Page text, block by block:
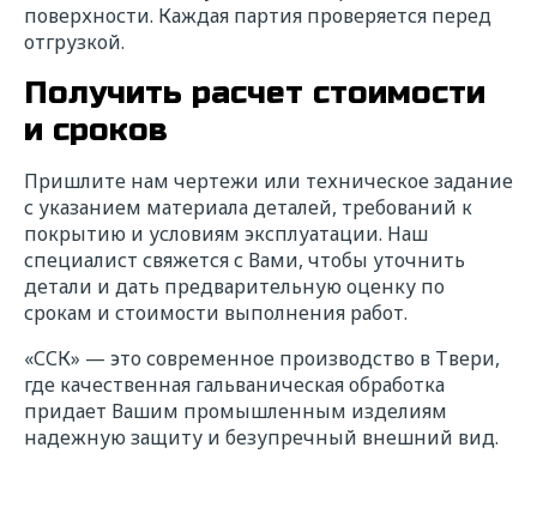
поверхности. Каждая партия проверяется перед
отгрузкой.
Получить расчет стоимости
и сроков
Пришлите нам чертежи или техническое задание
с указанием материала деталей, требований к
покрытию и условиям эксплуатации. Наш
специалист свяжется с Вами, чтобы уточнить
детали и дать предварительную оценку по
срокам и стоимости выполнения работ.
«ССК» — это современное производство в Твери,
где качественная гальваническая обработка
придает Вашим промышленным изделиям
надежную защиту и безупречный внешний вид.